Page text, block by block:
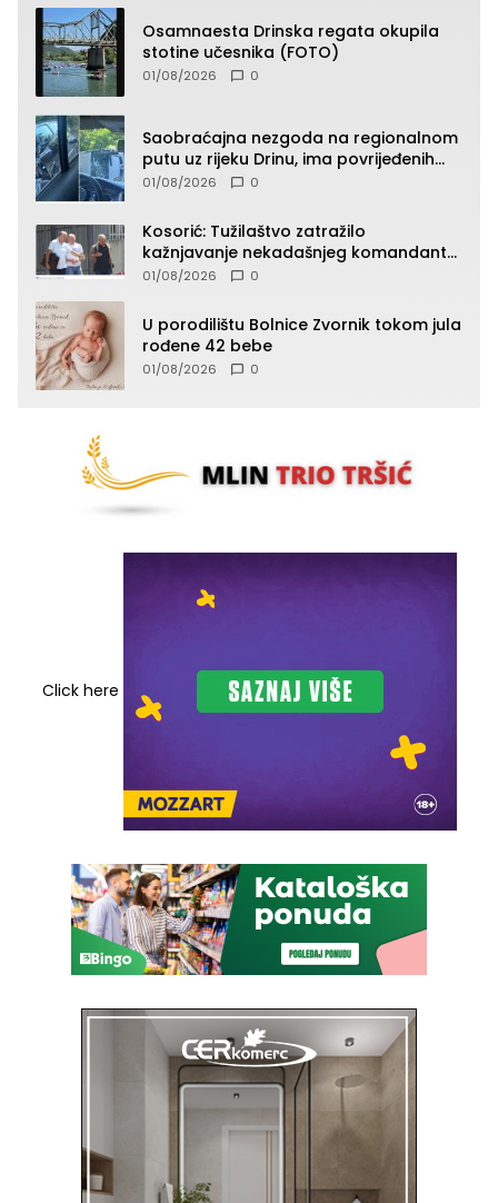
Osamnaesta Drinska regata okupila
stotine učesnika (FOTO)
01/08/2026 0
Saobraćajna nezgoda na regionalnom
putu uz rijeku Drinu, ima povrijeđenih
lica (FOTO)
01/08/2026 0
Kosorić: Tužilaštvo zatražilo
kažnjavanje nekadašnjeg komandanta
Vlaseničke brigade
01/08/2026 0
U porodilištu Bolnice Zvornik tokom jula
rođene 42 bebe
01/08/2026 0
Click here